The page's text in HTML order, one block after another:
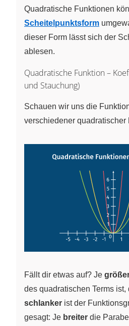
Quadratische Funktionen
Scheitelpunktsform
dieser Form lässt sich der
ablesen.
Quadratische Funktion –
und Stauchung)
Schauen wir uns die
verschiedener quadratischer
Fällt dir etwas auf? Je
des quadratischen Terms ist,
schlanker ist der
gesagt: Je breiter die